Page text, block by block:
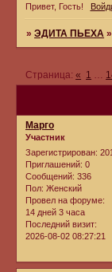
Привет, Гость!
»ЭДИТА ПЬЕХА
Страница:« 1
Марго
Участник
Зарегистрирован:
Приглашений: 0
Сообщений: 336
Пол: Женский
Провел на форуме:
14 дней 3 часа
Последний визит:
2026-08-02 08:27:21